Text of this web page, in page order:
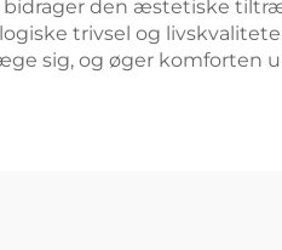
den æstetiske
trivsel og
sig, og øger komforten